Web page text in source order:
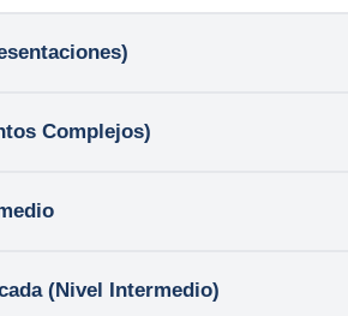
Complejos)
(Nivel Intermedio)